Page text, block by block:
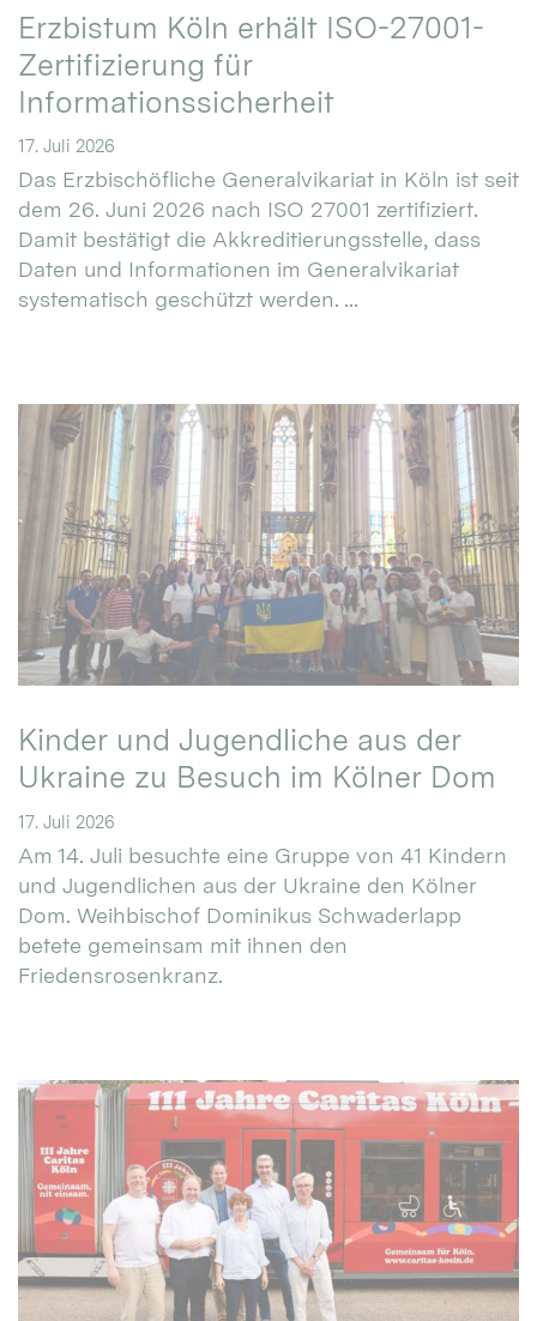
Erzbistum Köln erhält ISO-27001-
Zertifizierung für
Informationssicherheit
17. Juli 2026
Das Erzbischöfliche Generalvikariat in Köln ist seit
dem 26. Juni 2026 nach ISO 27001 zertifiziert.
Damit bestätigt die Akkreditierungsstelle, dass
Daten und Informationen im Generalvikariat
systematisch geschützt werden. ...
Kinder und Jugendliche aus der
Ukraine zu Besuch im Kölner Dom
17. Juli 2026
Am 14. Juli besuchte eine Gruppe von 41 Kindern
und Jugendlichen aus der Ukraine den Kölner
Dom. Weihbischof Dominikus Schwaderlapp
betete gemeinsam mit ihnen den
Friedensrosenkranz.